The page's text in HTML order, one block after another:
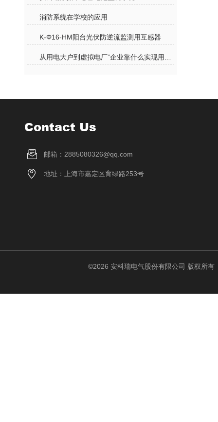
消防系统在学校的应用
K-Φ16-HM阳台光伏防逆流监测用互感器
Contact Us
邮箱：2885080326@qq.com
地址：上海市嘉定区育绿路253号
©2026 安科瑞电气股份有限公司 版权所